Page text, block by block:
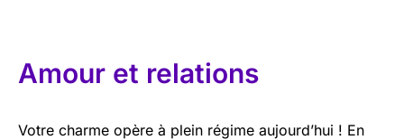
Amour et relations
Votre charme opère à plein régime aujourd’hui ! En